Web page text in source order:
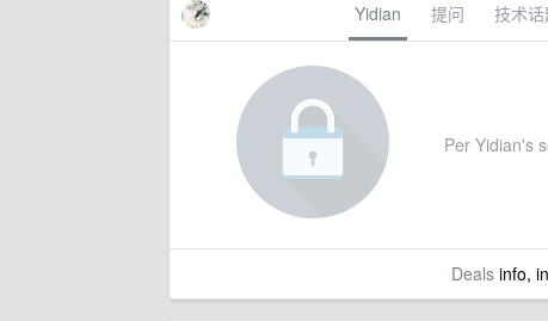
Yidian 提问 技术
Per Yidian's
Dealsinfo,